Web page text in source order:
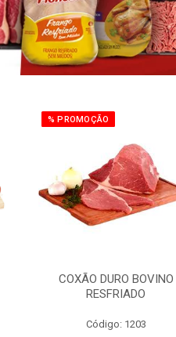
% PROMOÇÃO
COXÃO DURO BOVINO
RESFRIADO
Código: 1203